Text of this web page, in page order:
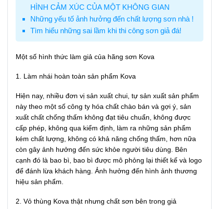
HÌNH CẢM XÚC CỦA MỘT KHÔNG GIAN
Những yếu tố ảnh hưởng đến chất lượng sơn nhà !
Tìm hiểu những sai lầm khi thi công sơn giả đá!
Một số hình thức làm giả của hãng sơn Kova
1. Làm nhái hoàn toàn sản phẩm Kova
Hiện nay, nhiều đơn vị sản xuất chui, tự sản xuất sản phẩm
này theo một số công ty hóa chất chào bán và gợi ý, sản
xuất chất chống thấm không đạt tiêu chuẩn, không được
cấp phép, không qua kiểm định, làm ra những sản phẩm
kém chất lượng, không có khả năng chống thấm, hơn nữa
còn gây ảnh hưởng đến sức khỏe người tiêu dùng. Bên
cạnh đó là bao bì, bao bì được mô phỏng lại thiết kế và logo
để đánh lừa khách hàng. Ảnh hưởng đến hình ảnh thương
hiệu sản phẩm.
2. Vỏ thùng Kova thật nhưng chất sơn bên trong giả